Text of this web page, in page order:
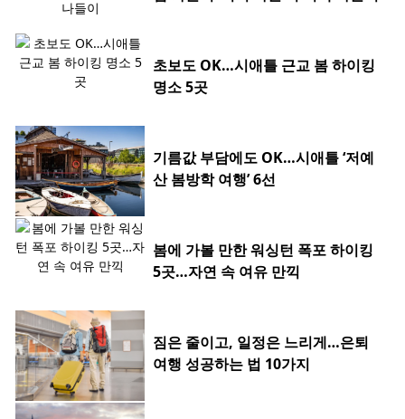
초보도 OK…시애틀 근교 봄 하이킹
명소 5곳
기름값 부담에도 OK…시애틀 ‘저예
산 봄방학 여행’ 6선
봄에 가볼 만한 워싱턴 폭포 하이킹
5곳…자연 속 여유 만끽
짐은 줄이고, 일정은 느리게…은퇴
여행 성공하는 법 10가지